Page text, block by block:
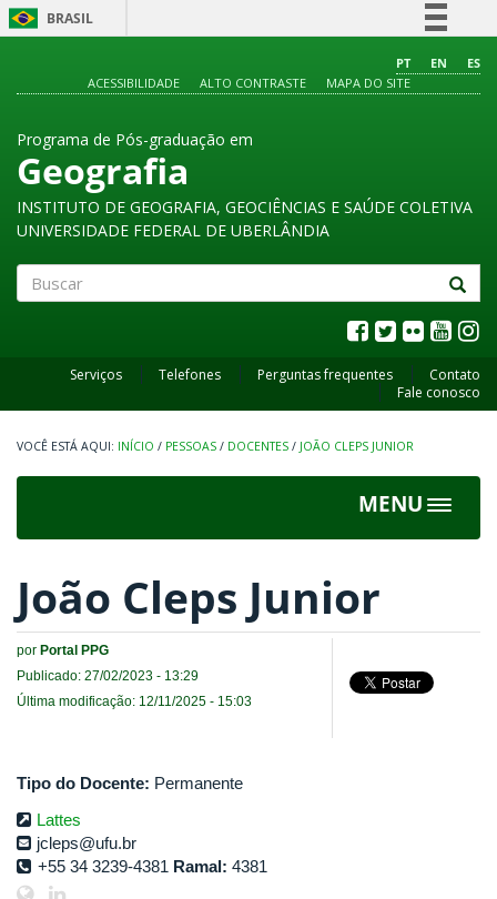
BRASIL
Comunica BR
PT EN
ES
ACESSIBILIDADE
ALTO CONTRASTE MAPA DO SITE
Programa de Pós-graduação em
Geografia
INSTITUTO DE GEOGRAFIA, GEOCIÊNCIAS E SAÚDE COLETIVA
UNIVERSIDADE FEDERAL DE UBERLÂNDIA
Serviços Telefones Perguntas frequentes
Contato
Fale conosco
INÍCIO / PESSOAS / DOCENTES / JOÃO CLEPS JUNIOR
MENU
Toggle
João Cleps Junior
por Portal PPG
Publicado: 27/02/2023 - 13:29
Última modificação: 12/11/2025 - 15:03
Tipo do Docente: Permanente
Lattes
jcleps@ufu.br
+55 34 3239-4381 Ramal: 4381